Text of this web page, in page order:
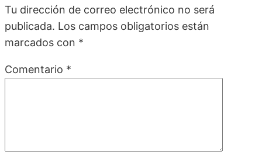
Tu dirección de correo electrónico no será
publicada. Los campos obligatorios están
marcados con *
Comentario *